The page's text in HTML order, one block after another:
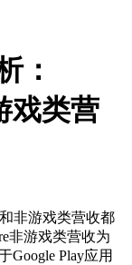
：
戏类营
非游戏类营收都
非游戏类营收为
Google Play应用